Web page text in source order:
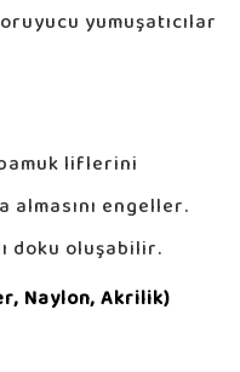
yumuşatıcılar
pamuk liflerini
almasını engeller.
doku oluşabilir.
Naylon, Akrilik)